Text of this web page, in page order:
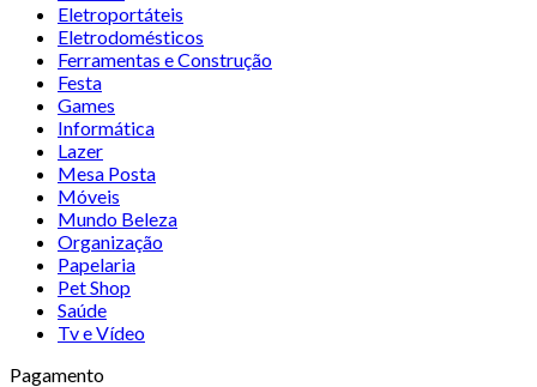
Eletroportáteis
Eletrodomésticos
Ferramentas e Construção
Festa
Games
Informática
Lazer
Mesa Posta
Móveis
Mundo Beleza
Organização
Papelaria
Pet Shop
Saúde
Tv e Vídeo
Pagamento